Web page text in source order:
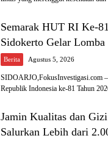
Semarak HUT RI Ke-
Sidokerto Gelar
Berita Agustus 5, 2026
SIDOARJO,FokusInvestigasi.com
Republik Indonesia ke-81 Tahun
Jamin Kualitas dan
Salurkan Lebih dari